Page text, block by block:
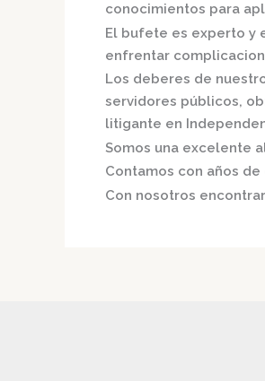
conocimientos para
El bufete es experto y
enfrentar
Los deberes de
servidores públicos,
litigante en
Somos una excelente
Contamos con años
Con nosotros